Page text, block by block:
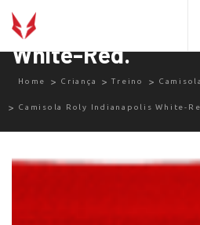
Camisola Roly
White-Red.
Home Criança Treino
Camisola Roly Indianapolis White-